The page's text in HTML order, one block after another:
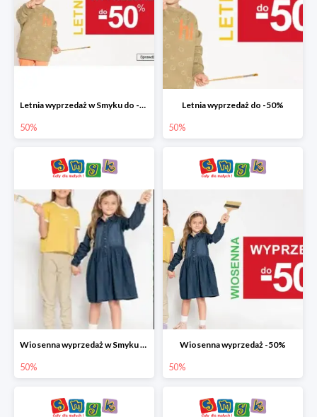
Letnia wyprzedaż w Smyku do -50%
50%
Letnia wyprzedaż do -50%
50%
Wiosenna wyprzedaż w Smyku do -50%
50%
Wiosenna wyprzedaż -50%
50%